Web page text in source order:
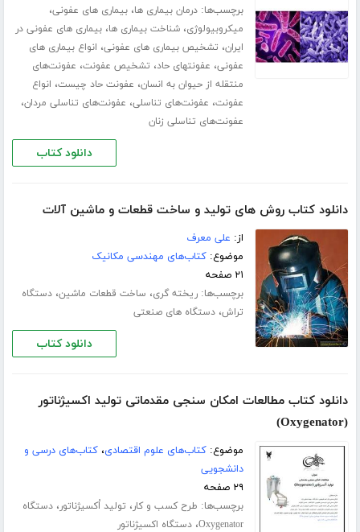
برچسب‌ها:درمان بیماری ها،بیماری های عفونی،
میکروبیولوژی،شناخت بیماری ها،بیماری های عفونی در
ایران، تشخیص بیماری های عفونی، انواع بیماری های
عفونی، عفونتهای حاد، تشخیص عفونت، عفونت‌های
منتقله از حیوان به انسان، عفونت حاد چیست، انواع
عفونت، عفونت‌های تناسلی، عفونت‌های تناسلی مردان،
عفونت‌های تناسلی زنان
دانلود کتاب
دانلود کتاب روش های تولید و ساخت قطعات و ماشین آلات
از: علی معرف
موضوع:کتاب‌های مهندسی مکانیک
۲۱ صفحه
برچسب‌ها:ریخته گری، ساخت قطعات ماشین،دستگاه
تراش،دستگاه های صنعتی
دانلود کتاب
دانلود کتاب مطالعات امکان سنجی مقدماتی تولید اکسیژناتور
(Oxygenator)
موضوع:کتاب‌های علوم اقتصادی،کتاب‌های درسی و
دانشجویی
۲۹ صفحه
برچسب‌ها: طرح کسب و کار، تولید اُکسیژناتور،دستگاه
Oxygenator،دستگاه اکسیژناتور